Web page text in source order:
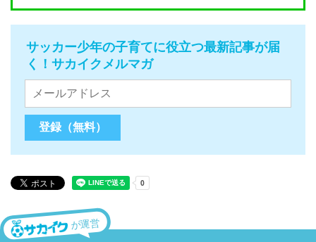
サッカー少年の子育てに役立つ最新記事が届
く！サカイクメルマガ
が運営